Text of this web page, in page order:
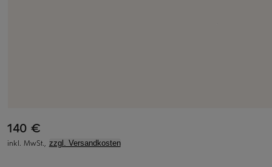
140 €
inkl. MwSt., zzgl. Versandkosten